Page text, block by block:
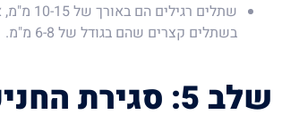
שתלים
בשתלים קצרים שהם בגודל של 6-8 מ"מ.
שלב 5: סגירת החניכיים